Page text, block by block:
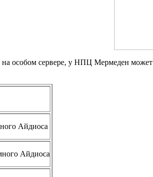
особом сервере, у НПЦ Мермеден может
Айдиоса
Айдиоса